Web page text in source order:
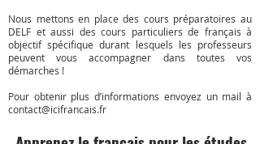
Nous mettons en place des cours préparatoires au
DELF et aussi des cours particuliers de français à
objectif spécifique durant lesquels les professeurs
peuvent vous accompagner dans toutes vos
démarches !
Pour obtenir plus d’informations envoyez un mail à
contact@icifrancais.fr